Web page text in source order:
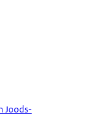
Joods-